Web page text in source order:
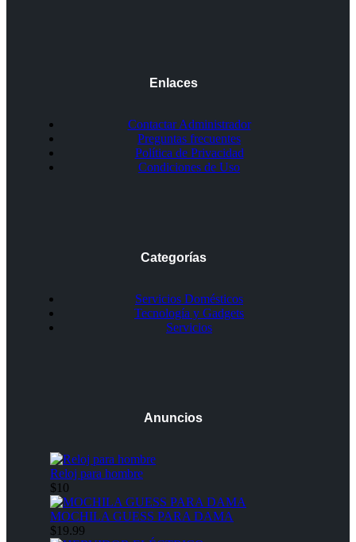
Enlaces
Contactar Administrador
Preguntas frecuentes
Política de Privacidad
Condiciones de Uso
Categorías
Servicios Domésticos
Tecnología y Gadgets
Servicios
Anuncios
Reloj para hombre
$10
MOCHILA GUESS PARA DAMA
$19.99